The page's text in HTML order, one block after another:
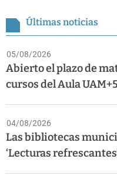
Últimas noticias
05/08/2026
Abierto el plazo de
cursos del Aula
04/08/2026
Las bibliotecas
‘Lecturas